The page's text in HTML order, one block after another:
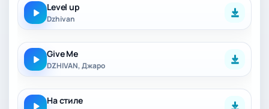
Level up
Dzhivan
Give Me
DZHIVAN, Джаро
На стиле